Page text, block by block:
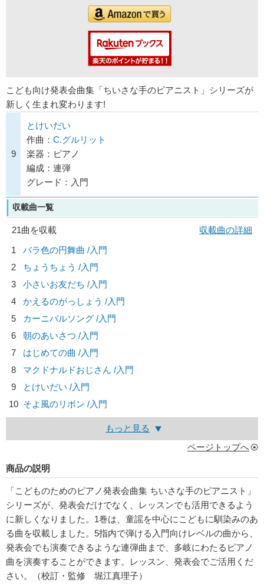
こども向け発表会曲集「ちいさな手のピアニスト」シリーズが
新しく生まれ変わります!
9
とけいだい
作曲： C.グルリット
楽器：ピアノ
編成：連弾
グレード：入門
収載曲一覧
21曲を収載
収載曲の詳細
1
バラ色の円舞曲 /入門
2
ちょうちょう /入門
3
小さいお友だち /入門
4
かえるのがっしょう /入門
5
カーニバルソング /入門
6
朝のあいさつ /入門
7
はじめての曲 /入門
8
マクドナルドおじさん /入門
9
とけいだい /入門
10 そよ風のリボン /入門
もっと見る
ページトップへ
商品の説明
「こどものためのピアノ発表会曲集 ちいさな手のピアニスト」
シリーズが、発表会だけでなく、レッスンでも活用できるよう
に新しくなりました。1巻は、童謡を中心にこどもに馴染みのあ
る曲を収載しました。5指内で弾ける入門向けレベルの曲から、
発表会でも演奏できるような連弾曲まで、多岐にわたるピアノ
曲を演奏することができます。レッスン、発表会でご活用くだ
さい。（校訂・監修 堀江真理子）